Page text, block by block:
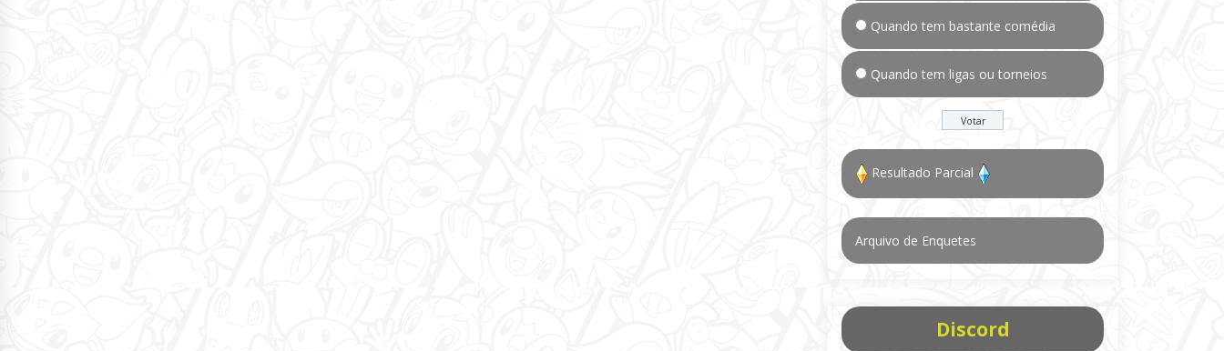
Quando tem bastante comédia
Quando tem ligas ou torneios
Resultado Parcial
Arquivo de Enquetes
Discord